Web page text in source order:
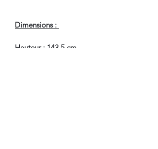
Dimensions :
Hauteur : 143.5 cm